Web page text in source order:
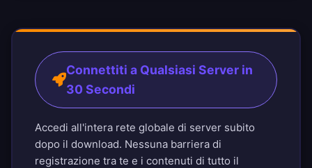
Connettiti a Qualsiasi Server in
30 Secondi
Accedi all'intera rete globale di server subito
dopo il download. Nessuna barriera di
registrazione tra te e i contenuti di tutto il